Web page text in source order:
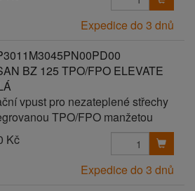
Expedice do 3 dnů
BZ 125 TPO/FPO ELEVATE
vpust pro nezateplené střechy
TPO/FPO manžetou
Kč
Expedice do 3 dnů